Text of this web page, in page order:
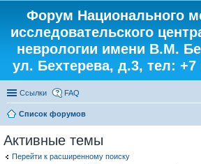
Форум Национального
исследовательского
неврологии имени В.М.
ул. Бехтерева, д.3, тел: +7
Ссылки FAQ
Список форумов
Активные темы
Перейти к расширенному поиску